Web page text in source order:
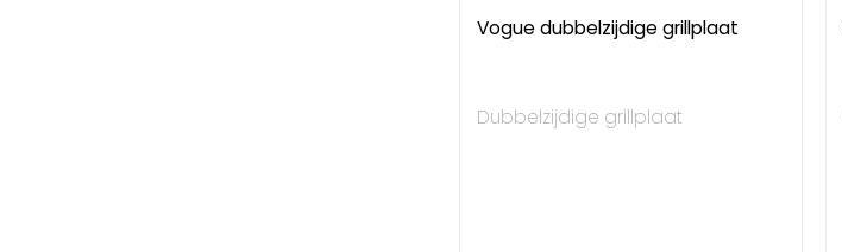
Vogue dubbelzijdige grillplaat
Dubbelzijdige grillplaat